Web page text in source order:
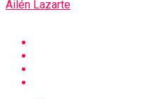
Ailén Lazarte